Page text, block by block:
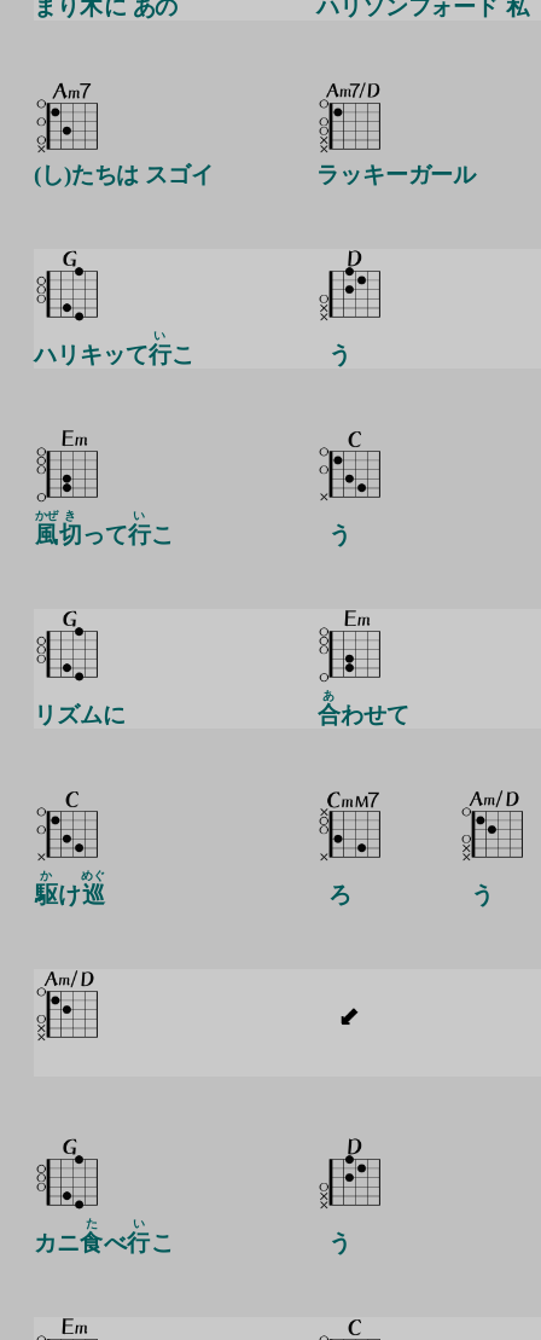
まり木に あの ハリソンフォード 私
(し)たちは スゴイ ラッキーガール
ハリキッて行
い
こ う
風
かぜ
切
き
って行
い
こ う
リズムに 合
あ
わせて
駆
か
け巡
めぐ
ろ う
カニ食
た
べ行
い
こ う